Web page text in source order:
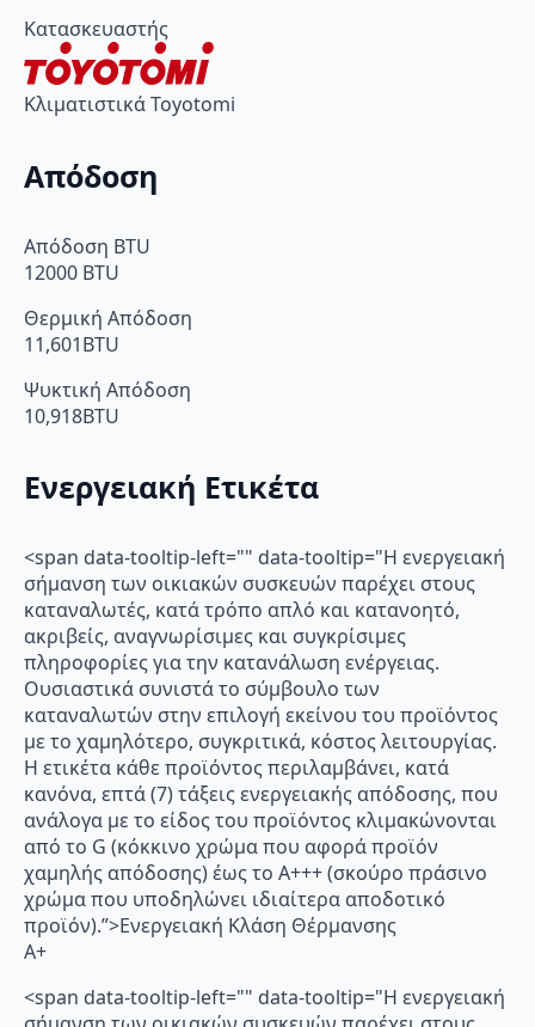
Κατασκευαστής
Κλιματιστικά Toyotomi
Απόδοση
Απόδοση BTU
12000 BTU
Θερμική Απόδοση
11,601BTU
Ψυκτική Απόδοση
10,918BTU
Ενεργειακή Ετικέτα
<span data-tooltip-left="" data-tooltip="Η ενεργειακή
σήμανση των οικιακών συσκευών παρέχει στους
καταναλωτές, κατά τρόπο απλό και κατανοητό,
ακριβείς, αναγνωρίσιμες και συγκρίσιμες
πληροφορίες για την κατανάλωση ενέργειας.
Ουσιαστικά συνιστά το σύμβουλο των
καταναλωτών στην επιλογή εκείνου του προϊόντος
με το χαμηλότερο, συγκριτικά, κόστος λειτουργίας.
Η ετικέτα κάθε προϊόντος περιλαμβάνει, κατά
κανόνα, επτά (7) τάξεις ενεργειακής απόδοσης, που
ανάλογα με το είδος του προϊόντος κλιμακώνονται
από το G (κόκκινο χρώμα που αφορά προϊόν
χαμηλής απόδοσης) έως το Α+++ (σκούρο πράσινο
χρώμα που υποδηλώνει ιδιαίτερα αποδοτικό
προϊόν).”>Ενεργειακή Κλάση Θέρμανσης
A+
<span data-tooltip-left="" data-tooltip="Η ενεργειακή